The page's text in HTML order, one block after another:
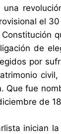
una
el
de
por
Que fue
de
inician